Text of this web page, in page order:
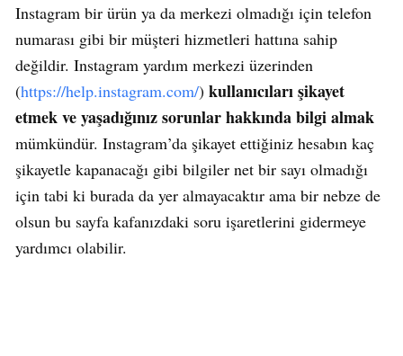
Instagram bir ürün ya da merkezi olmadığı için telefon
numarası gibi bir müşteri hizmetleri hattına sahip
değildir. Instagram yardım merkezi üzerinden
(https://help.instagram.com/) kullanıcıları şikayet
etmek ve yaşadığınız sorunlar hakkında bilgi almak
mümkündür. Instagram’da şikayet ettiğiniz hesabın kaç
şikayetle kapanacağı gibi bilgiler net bir sayı olmadığı
için tabi ki burada da yer almayacaktır ama bir nebze de
olsun bu sayfa kafanızdaki soru işaretlerini gidermeye
yardımcı olabilir.